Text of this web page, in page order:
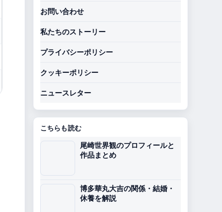
お問い合わせ
私たちのストーリー
プライバシーポリシー
クッキーポリシー
ニュースレター
こちらも読む
尾崎世界観のプロフィールと
作品まとめ
博多華丸大吉の関係・結婚・
休養を解説